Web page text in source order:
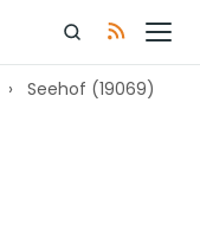
› Seehof (19069)